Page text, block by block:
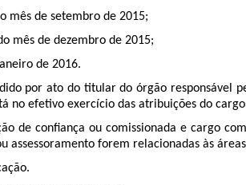
mês de setembro de 2015;
mês de dezembro de 2015;
de 2016.
por ato do titular do órgão responsável
no efetivo exercício das atribuições do
de confiança ou comissionada e cargo
assessoramento forem relacionadas às